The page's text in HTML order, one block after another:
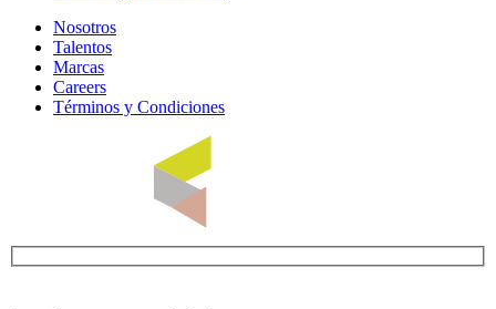
Nosotros
Talentos
Marcas
Careers
Términos y Condiciones